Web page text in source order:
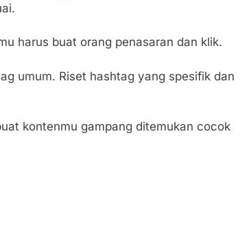
harus buat orang penasaran dan klik.
umum. Riset hashtag yang spesifik dan
kontenmu gampang ditemukan cocok